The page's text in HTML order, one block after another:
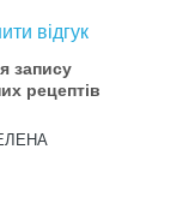
відгук
запису
рецептів